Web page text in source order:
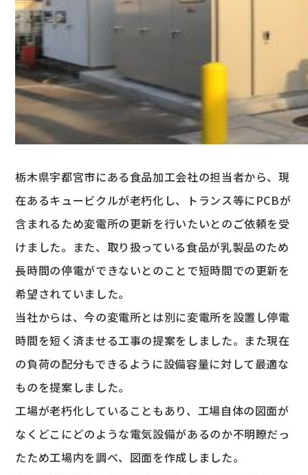
栃木県宇都宮市にある食品加工会社の担当者から、現
在あるキュービクルが老朽化し、トランス等にPCBが
含まれるため変電所の更新を行いたいとのご依頼を受
けました。また、取り扱っている食品が乳製品のため
長時間の停電ができないとのことで短時間での更新を
希望されていました。
当社からは、今の変電所とは別に変電所を設置し停電
時間を短く済ませる工事の提案をしました。また現在
の負荷の配分もできるように設備容量に対して最適な
ものを提案しました。
工場が老朽化していることもあり、工場自体の図面が
なくどこにどのような電気設備があるのか不明瞭だっ
たため工場内を調べ、図面を作成しました。